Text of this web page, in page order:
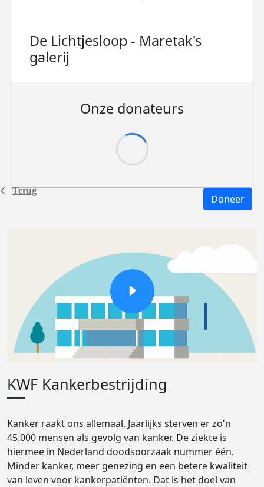
Terug
De Lichtjesloop - Maretak's
galerij
Onze donateurs
Doneer
KWF Kankerbestrijding
Kanker raakt ons allemaal. Jaarlijks sterven er zo'n
45.000 mensen als gevolg van kanker. De ziekte is
hiermee in Nederland doodsoorzaak nummer één.
Minder kanker, meer genezing en een betere kwaliteit
van leven voor kankerpatiënten. Dat is het doel van